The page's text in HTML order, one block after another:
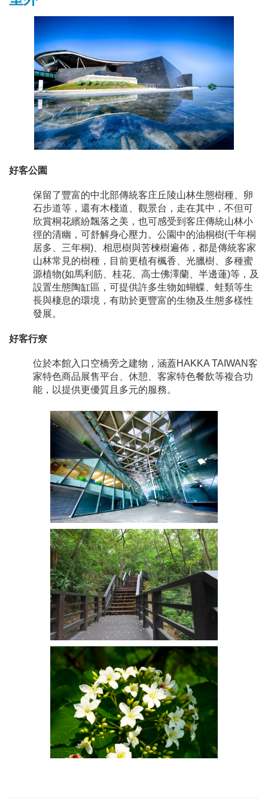
好客公園
保留了豐富的中北部傳統客庄丘陵山林生態樹種、卵
石步道等，還有木棧道、觀景台，走在其中，不但可
欣賞桐花繽紛飄落之美，也可感受到客庄傳統山林小
徑的清幽，可舒解身心壓力。公園中的油桐樹(千年桐
居多、三年桐)、相思樹與苦楝樹遍佈，都是傳統客家
山林常見的樹種，目前更植有楓香、光臘樹、多種蜜
源植物(如馬利筋、桂花、高士佛澤蘭、半邊蓮)等，及
設置生態陶缸區，可提供許多生物如蝴蝶、蛙類等生
長與棲息的環境，有助於更豐富的生物及生態多樣性
發展。
好客行尞
位於本館入口空橋旁之建物，涵蓋HAKKA TAIWAN客
家特色商品展售平台、休憩、客家特色餐飲等複合功
能，以提供更優質且多元的服務。